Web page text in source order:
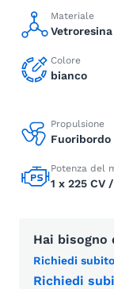
Materiale
Vetroresina
Colore
bianco
Propulsione
Potenza del
1 x 225 CV
Hai bisogno
Richiedi
Richiedi